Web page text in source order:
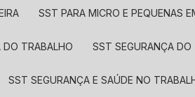
SST PARA MICRO E PEQUENAS
DO TRABALHO SST SEGURANÇA
SST SEGURANÇA E SAÚDE NO